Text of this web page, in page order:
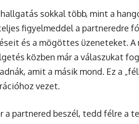
sokkal több, mint a
figyelmeddel a partneredre
és a mögöttes üzeneteket.
közben már a válaszukat
amit a másik mond. Ez a
vezet.
a partnered beszél, tedd félre a